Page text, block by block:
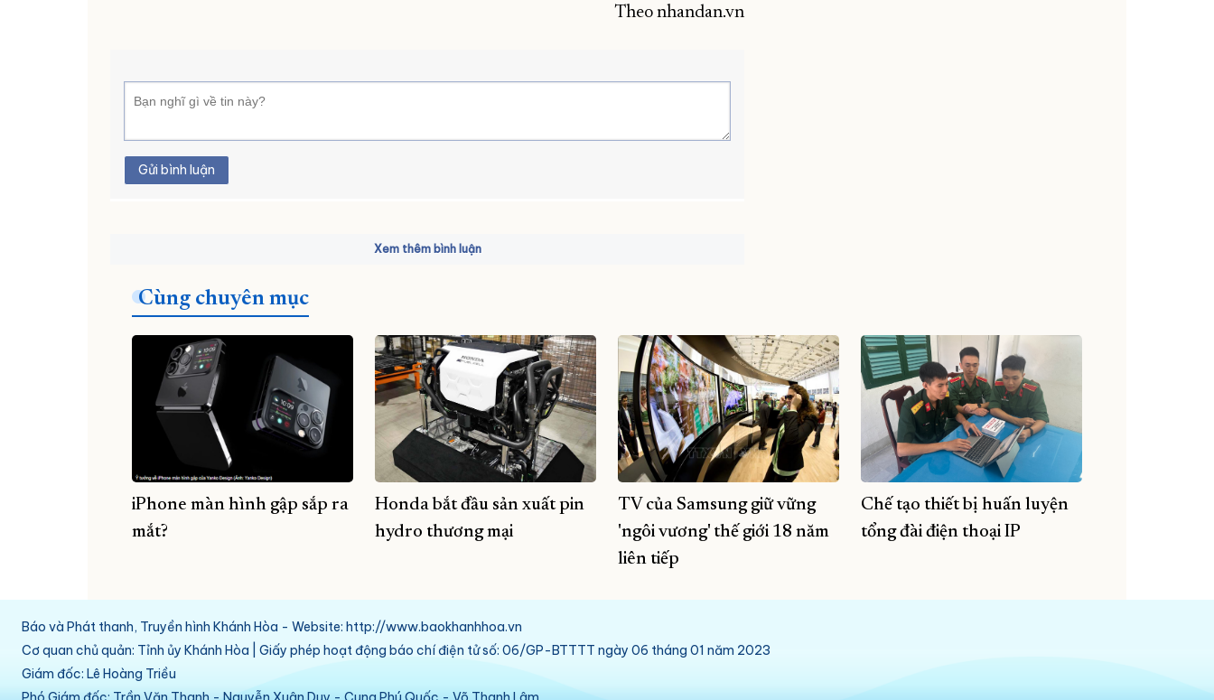
Theo nhandan.vn
Gửi bình luận
Xem thêm bình luận
Cùng chuyên mục
iPhone màn hình gập sắp ra
mắt?
Honda bắt đầu sản xuất pin
hydro thương mại
TV của Samsung giữ vững
'ngôi vương' thế giới 18 năm
liên tiếp
Chế tạo thiết bị huấn luyện
tổng đài điện thoại IP
Báo và Phát thanh, Truyền hình Khánh Hòa - Website: http://www.baokhanhhoa.vn
Cơ quan chủ quản: Tỉnh ủy Khánh Hòa | Giấy phép hoạt động báo chí điện tử số: 06/GP-BTTTT ngày 06 tháng 01 năm 2023
Giám đốc: Lê Hoàng Triều